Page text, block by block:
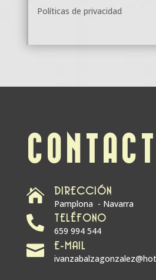
Políticas de privacidad
 DIRECCIÓN
Pamplona - Navarra
 TELÉFONO
659 994 544
 E-MAIL